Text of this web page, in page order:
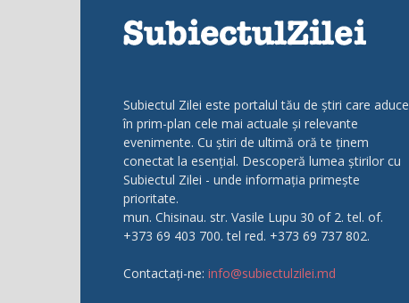
Subiectul Zilei este portalul tău de știri care aduce
în prim-plan cele mai actuale și relevante
evenimente. Cu știri de ultimă oră te ținem
conectat la esențial. Descoperă lumea știrilor cu
Subiectul Zilei - unde informația primește
prioritate.
mun. Chisinau. str. Vasile Lupu 30 of 2. tel. of.
+373 69 403 700. tel red. +373 69 737 802.
Contactați-ne: info@subiectulzilei.md